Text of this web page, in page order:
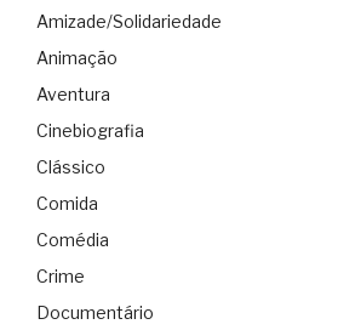
Amizade/Solidariedade
Animação
Aventura
Cinebiografia
Clássico
Comida
Comédia
Crime
Documentário